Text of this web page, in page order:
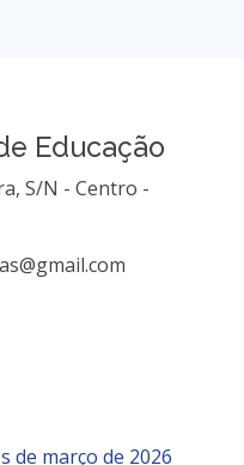
Educação
S/N - Centro -
de março de 2026